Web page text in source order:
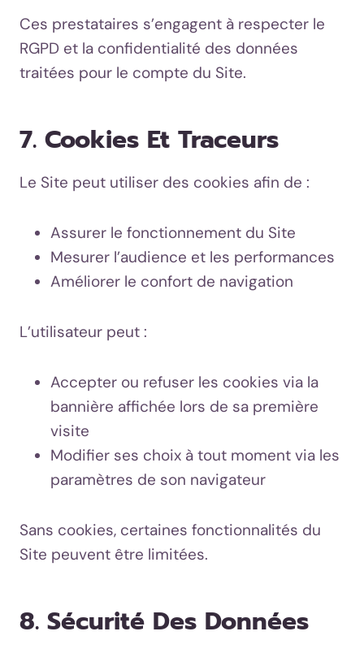
Ces prestataires s’engagent à respecter le
RGPD et la confidentialité des données
traitées pour le compte du Site.
7. Cookies Et Traceurs
Le Site peut utiliser des cookies afin de :
Assurer le fonctionnement du Site
Mesurer l’audience et les performances
Améliorer le confort de navigation
L’utilisateur peut :
Accepter ou refuser les cookies via la
bannière affichée lors de sa première
visite
Modifier ses choix à tout moment via les
paramètres de son navigateur
Sans cookies, certaines fonctionnalités du
Site peuvent être limitées.
8. Sécurité Des Données